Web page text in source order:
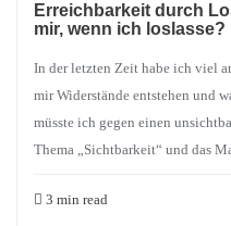
Erreichbarkeit durch
mir, wenn ich loslasse?
In der letzten Zeit habe ich viel
mir Widerstände entstehen und
müsste ich gegen einen
Thema „Sichtbarkeit“ und das
3 min read